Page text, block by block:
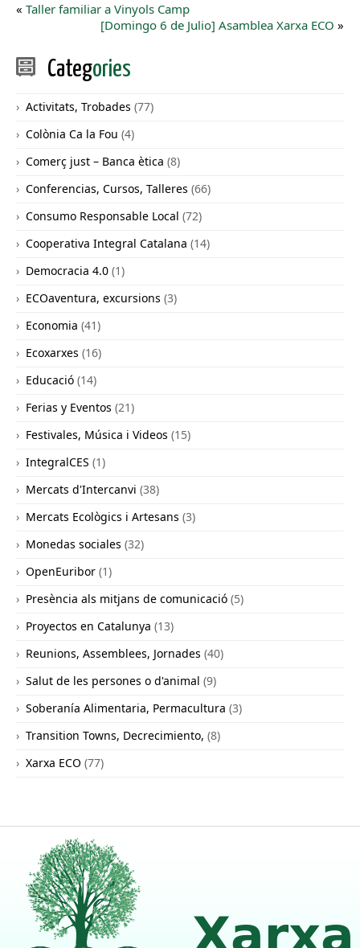
« Taller familiar a Vinyols Camp
[Domingo 6 de Julio] Asamblea Xarxa ECO »
Categories
Activitats, Trobades (77)
Colònia Ca la Fou (4)
Comerç just – Banca ètica (8)
Conferencias, Cursos, Talleres (66)
Consumo Responsable Local (72)
Cooperativa Integral Catalana (14)
Democracia 4.0 (1)
ECOaventura, excursions (3)
Economia (41)
Ecoxarxes (16)
Educació (14)
Ferias y Eventos (21)
Festivales, Música i Videos (15)
IntegralCES (1)
Mercats d'Intercanvi (38)
Mercats Ecològics i Artesans (3)
Monedas sociales (32)
OpenEuribor (1)
Presència als mitjans de comunicació (5)
Proyectos en Catalunya (13)
Reunions, Assemblees, Jornades (40)
Salut de les persones o d'animal (9)
Soberanía Alimentaria, Permacultura (3)
Transition Towns, Decrecimiento, (8)
Xarxa ECO (77)